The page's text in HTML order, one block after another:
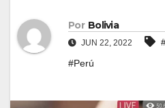
Por Bolivia
JUN 22, 2022
#Perú